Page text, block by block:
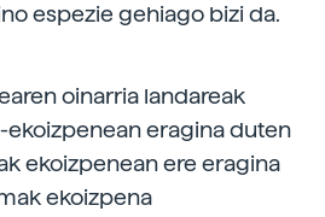
espezie gehiago bizi da.
oinarria landareak
ekoizpenean eragina duten
ekoizpenean ere eragina
ekoizpena